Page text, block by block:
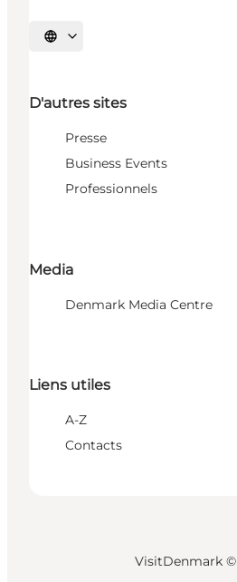
Choisissez la langue
D'autres sites
Presse
Business Events
Professionnels
Media
Denmark Media Centre
Liens utiles
A-Z
Contacts
VisitDenmark ©